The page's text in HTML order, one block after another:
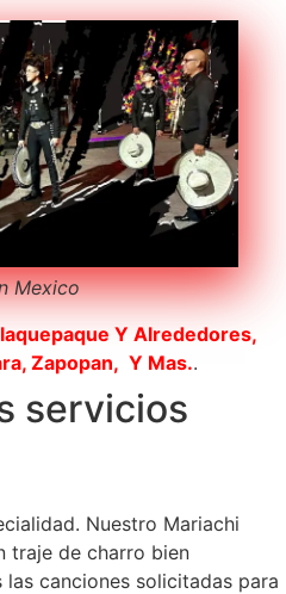
Mexico
Y Alrededores,
Zapopan, Y Mas..
servicios
Nuestro Mariachi
traje de charro bien
canciones solicitadas para